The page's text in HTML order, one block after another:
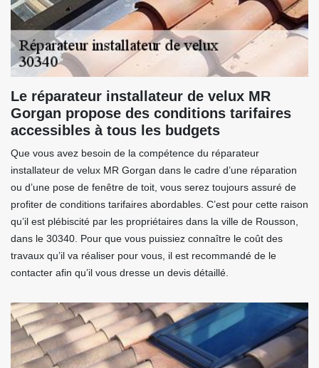
Le réparateur installateur de velux MR
Gorgan propose des conditions tarifaires
accessibles à tous les budgets
Que vous avez besoin de la compétence du réparateur
installateur de velux MR Gorgan dans le cadre d’une réparation
ou d’une pose de fenêtre de toit, vous serez toujours assuré de
profiter de conditions tarifaires abordables. C’est pour cette raison
qu’il est plébiscité par les propriétaires dans la ville de Rousson,
dans le 30340. Pour que vous puissiez connaître le coût des
travaux qu’il va réaliser pour vous, il est recommandé de le
contacter afin qu’il vous dresse un devis détaillé.